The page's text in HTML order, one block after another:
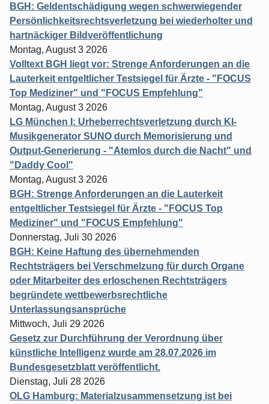
BGH: Geldentschädigung wegen schwerwiegender
Persönlichkeitsrechtsverletzung bei wiederholter und
hartnäckiger Bildveröffentlichung
Montag, August 3 2026
Volltext BGH liegt vor: Strenge Anforderungen an die
Lauterkeit entgeltlicher Testsiegel für Ärzte - "FOCUS
Top Mediziner" und "FOCUS Empfehlung"
Montag, August 3 2026
LG München I: Urheberrechtsverletzung durch KI-
Musikgenerator SUNO durch Memorisierung und
Output-Generierung - "Atemlos durch die Nacht" und
"Daddy Cool"
Montag, August 3 2026
BGH: Strenge Anforderungen an die Lauterkeit
entgeltlicher Testsiegel für Ärzte - "FOCUS Top
Mediziner" und "FOCUS Empfehlung"
Donnerstag, Juli 30 2026
BGH: Keine Haftung des übernehmenden
Rechtsträgers bei Verschmelzung für durch Organe
oder Mitarbeiter des erloschenen Rechtsträgers
begründete wettbewerbsrechtliche
Unterlassungsansprüche
Mittwoch, Juli 29 2026
Gesetz zur Durchführung der Verordnung über
künstliche Intelligenz wurde am 28.07.2026 im
Bundesgesetzblatt veröffentlicht.
Dienstag, Juli 28 2026
OLG Hamburg: Materialzusammensetzung ist bei